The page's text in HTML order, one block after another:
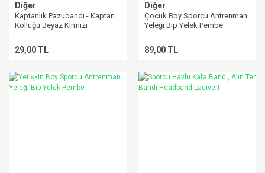
Diğer
Kaptanlık Pazubandı - Kaptan
Kolluğu Beyaz Kırmızı
29,00 TL
Diğer
Çocuk Boy Sporcu Antrenman
Yeleği Bip Yelek Pembe
89,00 TL